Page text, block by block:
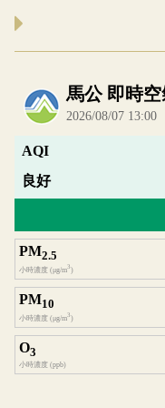
內嵌空氣品質小